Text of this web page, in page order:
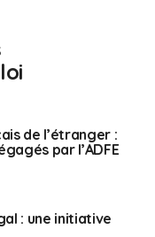
de l’étranger :
par l’ADFE
: une initiative